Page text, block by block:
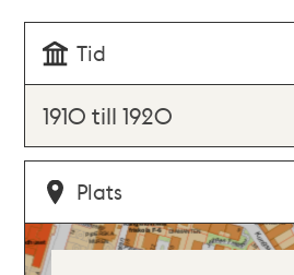
Tid
1910 till 1920
Plats